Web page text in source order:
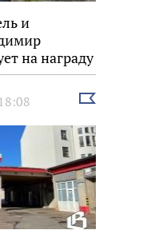
и
на награду
Выбрать